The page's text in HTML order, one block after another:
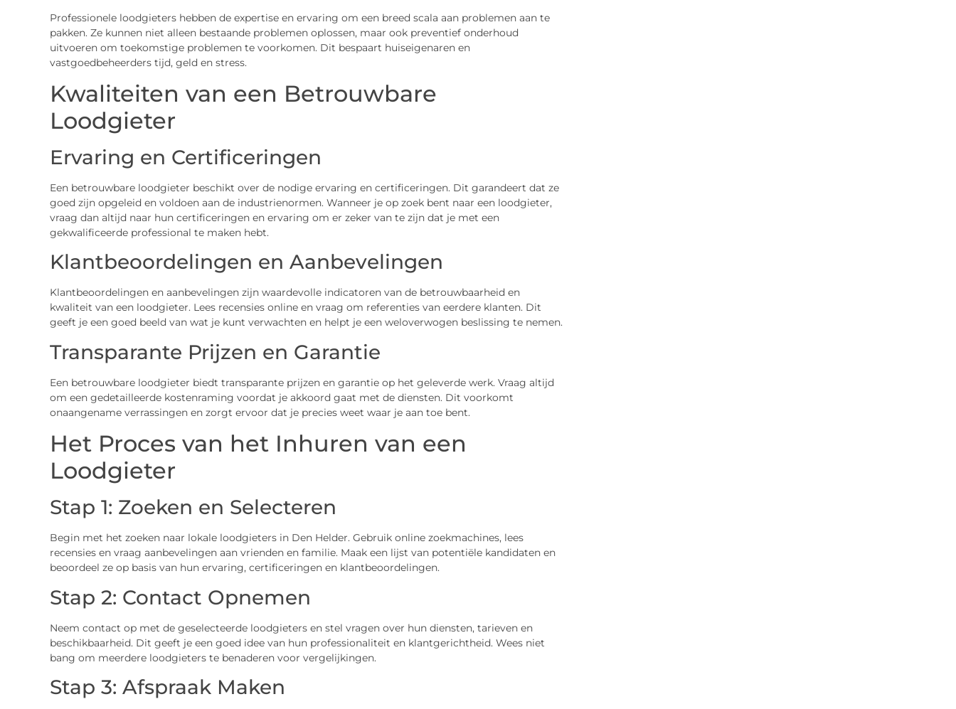
Professionele loodgieters hebben de expertise en ervaring om een breed scala aan problemen aan te
pakken. Ze kunnen niet alleen bestaande problemen oplossen, maar ook preventief onderhoud
uitvoeren om toekomstige problemen te voorkomen. Dit bespaart huiseigenaren en
vastgoedbeheerders tijd, geld en stress.
Kwaliteiten van een Betrouwbare
Loodgieter
Ervaring en Certificeringen
Een betrouwbare loodgieter beschikt over de nodige ervaring en certificeringen. Dit garandeert dat ze
goed zijn opgeleid en voldoen aan de industrienormen. Wanneer je op zoek bent naar een loodgieter,
vraag dan altijd naar hun certificeringen en ervaring om er zeker van te zijn dat je met een
gekwalificeerde professional te maken hebt.
Klantbeoordelingen en Aanbevelingen
Klantbeoordelingen en aanbevelingen zijn waardevolle indicatoren van de betrouwbaarheid en
kwaliteit van een loodgieter. Lees recensies online en vraag om referenties van eerdere klanten. Dit
geeft je een goed beeld van wat je kunt verwachten en helpt je een weloverwogen beslissing te nemen.
Transparante Prijzen en Garantie
Een betrouwbare loodgieter biedt transparante prijzen en garantie op het geleverde werk. Vraag altijd
om een gedetailleerde kostenraming voordat je akkoord gaat met de diensten. Dit voorkomt
onaangename verrassingen en zorgt ervoor dat je precies weet waar je aan toe bent.
Het Proces van het Inhuren van een
Loodgieter
Stap 1: Zoeken en Selecteren
Begin met het zoeken naar lokale loodgieters in Den Helder. Gebruik online zoekmachines, lees
recensies en vraag aanbevelingen aan vrienden en familie. Maak een lijst van potentiële kandidaten en
beoordeel ze op basis van hun ervaring, certificeringen en klantbeoordelingen.
Stap 2: Contact Opnemen
Neem contact op met de geselecteerde loodgieters en stel vragen over hun diensten, tarieven en
beschikbaarheid. Dit geeft je een goed idee van hun professionaliteit en klantgerichtheid. Wees niet
bang om meerdere loodgieters te benaderen voor vergelijkingen.
Stap 3: Afspraak Maken